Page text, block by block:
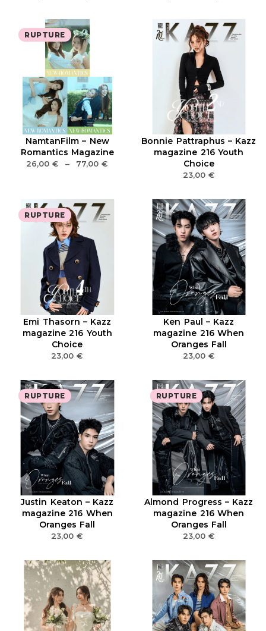
RUPTURE
NamtanFilm – New
Romantics Magazine
26,00€ – 77,00€
Bonnie Pattraphus – Kazz
magazine 216 Youth
Choice
23,00 €
RUPTURE
Emi Thasorn – Kazz
magazine 216 Youth
Choice
23,00€
Ken Paul – Kazz
magazine 216 When
Oranges Fall
23,00 €
RUPTURE
Justin Keaton – Kazz
magazine 216 When
Oranges Fall
23,00€
RUPTURE
Almond Progress – Kazz
magazine 216 When
Oranges Fall
23,00 €